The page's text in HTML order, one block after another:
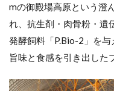
mの御殿場高原という澄
れ、抗生剤・肉骨粉・遺
発酵飼料「P.Bio-2」を
旨味と食感を引き出した